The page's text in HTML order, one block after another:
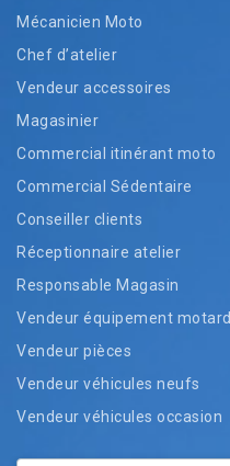
Mécanicien Moto
Chef d’atelier
Vendeur accessoires
Magasinier
Commercial itinérant moto
Commercial Sédentaire
Conseiller clients
Réceptionnaire atelier
Responsable Magasin
Vendeur équipement motard
Vendeur pièces
Vendeur véhicules neufs
Vendeur véhicules occasion